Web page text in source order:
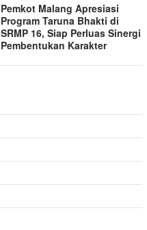
Pemkot Malang Apresiasi
Program Taruna Bhakti di
SRMP 16, Siap Perluas Sinergi
Pembentukan Karakter